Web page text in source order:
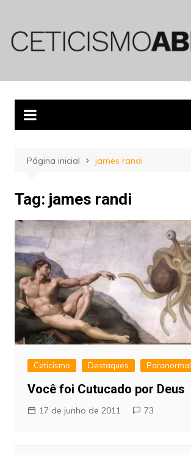
conteúdo
Página inicial james randi
Tag: james randi
Ceticismo Destaques Paranormal
Você foi Cutucado por Deus
17 de junho de 2011 73